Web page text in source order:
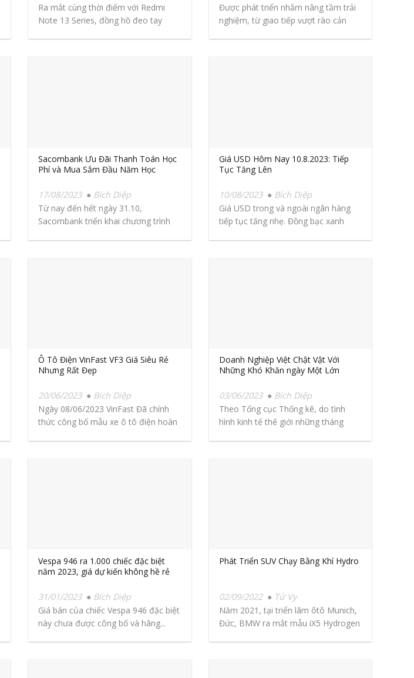
Ra mắt cùng thời điểm với Redmi
Note 13 Series, đồng hồ đeo tay
Được phát triển nhằm nâng tầm trải
nghiệm, từ giao tiếp vượt rào cản
Sacombank Ưu Đãi Thanh Toán Học
Phí và Mua Sắm Đầu Năm Học
17/08/2023
Bích Diệp
Từ nay đến hết ngày 31.10,
Sacombank triển khai chương trình
Giá USD Hôm Nay 10.8.2023: Tiếp
Tục Tăng Lên
10/08/2023
Bích Diệp
Giá USD trong và ngoài ngân hàng
tiếp tục tăng nhẹ. Đồng bạc xanh
Ô Tô Điện VinFast VF3 Giá Siêu Rẻ
Nhưng Rất Đẹp
20/06/2023
Bích Diệp
Ngày 08/06/2023 VinFast Đã chính
thức công bố mẫu xe ô tô điện hoàn
Doanh Nghiệp Việt Chật Vật Với
Những Khó Khăn ngày Một Lớn
03/06/2023
Bích Diệp
Theo Tổng cục Thống kê, do tình
hình kinh tế thế giới những tháng
Vespa 946 ra 1.000 chiếc đặc biệt
năm 2023, giá dự kiến không hề rẻ
31/01/2023
Bích Diệp
Giá bán của chiếc Vespa 946 đặc biệt
này chưa được công bố và hãng...
Phát Triển SUV Chạy Bằng Khí Hydro
02/09/2022
Tử Vy
Năm 2021, tại triển lãm ôtô Munich,
Đức, BMW ra mắt mẫu iX5 Hydrogen